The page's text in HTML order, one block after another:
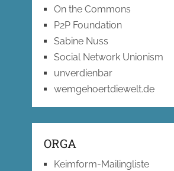
On the Commons
P2P Foundation
Sabine Nuss
Social Network Unionism
unverdienbar
wemgehoertdiewelt.de
ORGA
Keimform-Mailingliste